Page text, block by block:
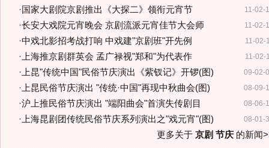
11-02-
· 国家大剧院京剧推出《大探二》领衔元宵节
11-02-
·长安大戏院元宵晚会 京剧流派元宵佳节大会师
11-02-
·中戏北影招考战打响 中戏建"京剧班"开先例
11-02-
· 上海推京剧群英会 孟广禄视"郑和"为代表作
09-02-
· 上昆"传统中国"民俗节庆演出《紫钗记》开锣(图)
08-09-
· 上昆民俗节庆演出 "传统·中国"再现中秋曲会(图)
08-06-
·沪上推民俗节庆演出 "端阳曲会"首演失传剧目
08-01-
· 上海昆剧团传统民俗节庆系列演出之"戏元宵"(图)
更多关于 京剧 节庆的新闻